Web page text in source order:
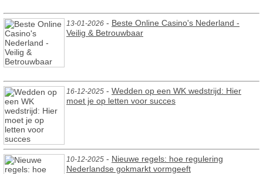
13-01-2026 - Beste Online Casino's Nederland -
Veilig & Betrouwbaar
16-12-2025 - Wedden op een WK wedstrijd: Hier
moet je op letten voor succes
10-12-2025 - Nieuwe regels: hoe regulering
Nederlandse gokmarkt vormgeeft